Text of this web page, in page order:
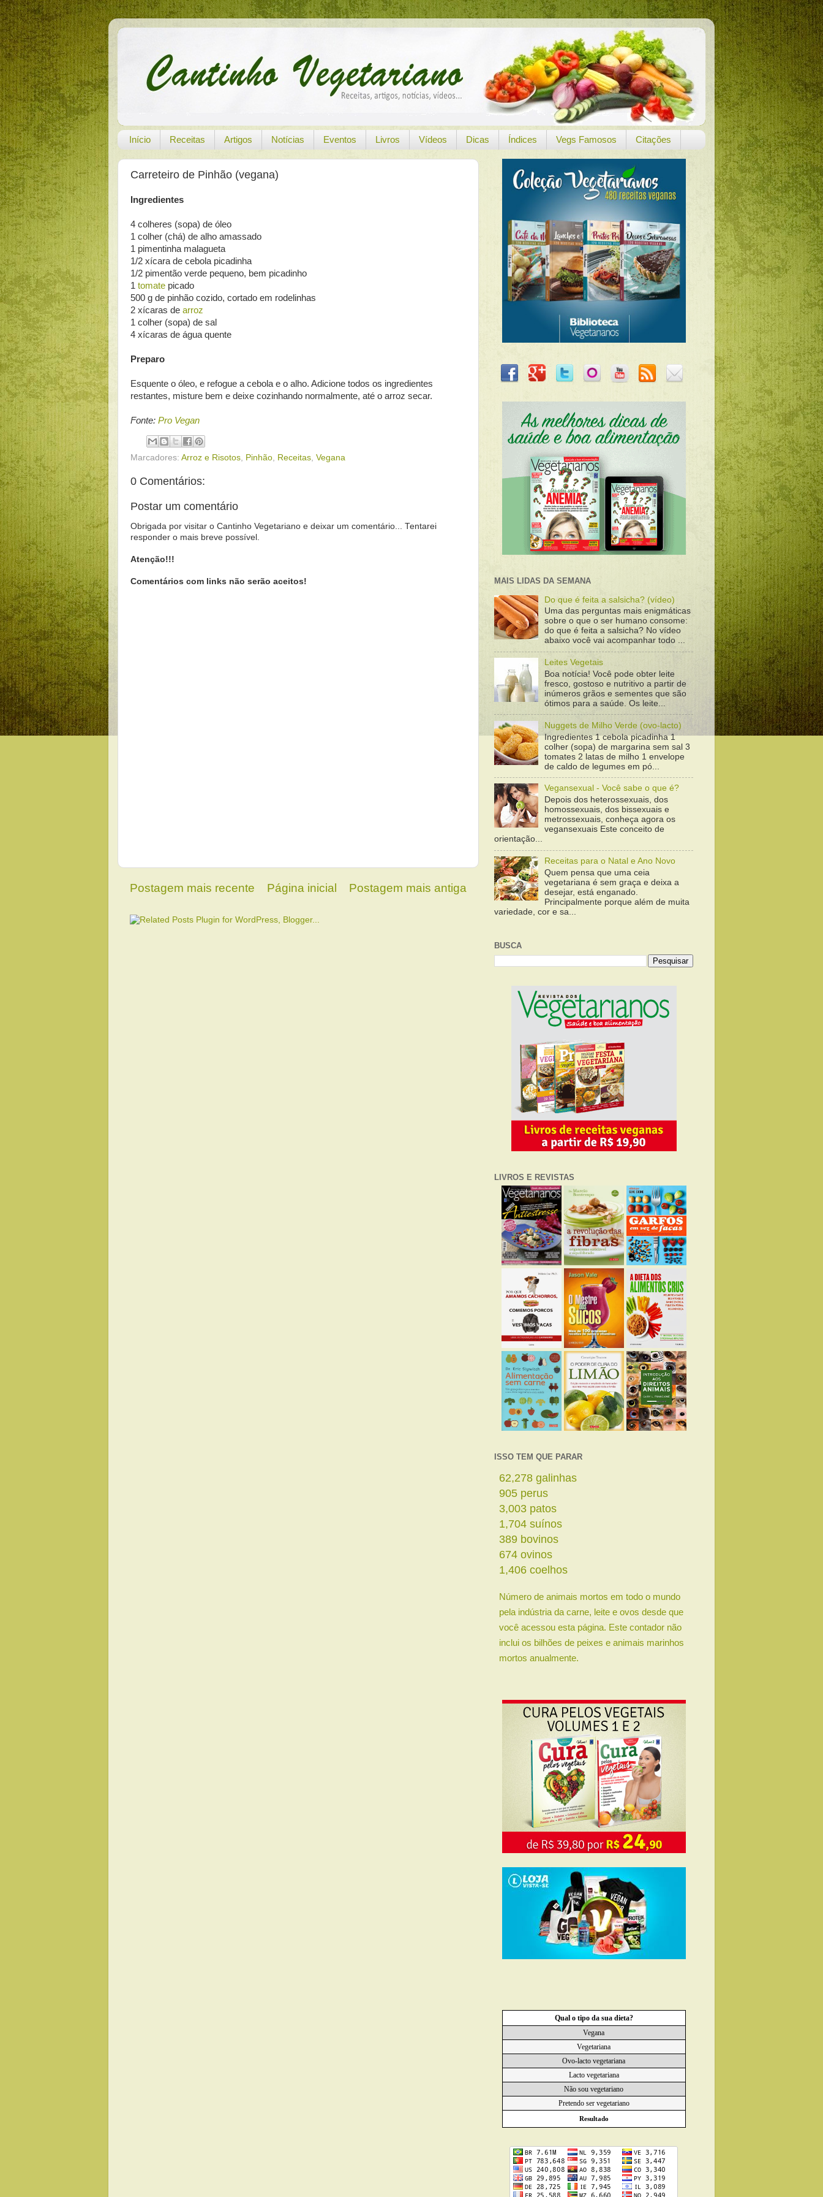
Início Receitas Artigos Notícias Eventos Livros Vídeos Dicas Índices Vegs Famosos Citações
Carreteiro de Pinhão (vegana)
Ingredientes
4 colheres (sopa) de óleo
1 colher (chá) de alho amassado
1 pimentinha malagueta
1/2 xícara de cebola picadinha
1/2 pimentão verde pequeno, bem picadinho
1 tomate picado
500 g de pinhão cozido, cortado em rodelinhas
2 xícaras de arroz
1 colher (sopa) de sal
4 xícaras de água quente
Preparo
Esquente o óleo, e refogue a cebola e o alho. Adicione todos os ingredientes
restantes, misture bem e deixe cozinhando normalmente, até o arroz secar.
Fonte: Pro Vegan
Marcadores: Arroz e Risotos Pinhão Receitas Vegana
0 Comentários:
Postar um comentário
Obrigada por visitar o Cantinho Vegetariano e deixar um comentário... Tentarei
responder o mais breve possível.
Atenção!!!
Comentários com links não serão aceitos!
Postagem mais recente Postagem mais antiga
Página inicial
MAIS LIDAS DA SEMANA
Do que é feita a salsicha? (vídeo)
Uma das perguntas mais enigmáticas
sobre o que o ser humano consome:
do que é feita a salsicha? No vídeo
abaixo você vai acompanhar todo ...
Leites Vegetais
Boa notícia! Você pode obter leite
fresco, gostoso e nutritivo a partir de
inúmeros grãos e sementes que são
ótimos para a saúde. Os leite...
Nuggets de Milho Verde (ovo-lacto)
Ingredientes 1 cebola picadinha 1
colher (sopa) de margarina sem sal 3
tomates 2 latas de milho 1 envelope
de caldo de legumes em pó...
Vegansexual - Você sabe o que é?
Depois dos heterossexuais, dos
homossexuais, dos bissexuais e
metrossexuais, conheça agora os
vegansexuais Este conceito de
orientação...
Receitas para o Natal e Ano Novo
Quem pensa que uma ceia
vegetariana é sem graça e deixa a
desejar, está enganado.
Principalmente porque além de muita
variedade, cor e sa...
BUSCA
LIVROS E REVISTAS
ISSO TEM QUE PARAR
64,311 galinhas
935 perus
3,101 patos
1,760 suínos
402 bovinos
696 ovinos
1,451 coelhos
Número de animais mortos em todo o mundo
pela indústria da carne, leite e ovos desde que
você acessou esta página. Este contador não
inclui os bilhões de peixes e animais marinhos
mortos anualmente.
Qual o tipo da sua dieta?
Vegana
Vegetariana
Ovo-lacto vegetariana
Lacto vegetariana
Não sou vegetariano
Pretendo ser vegetariano
Resultado